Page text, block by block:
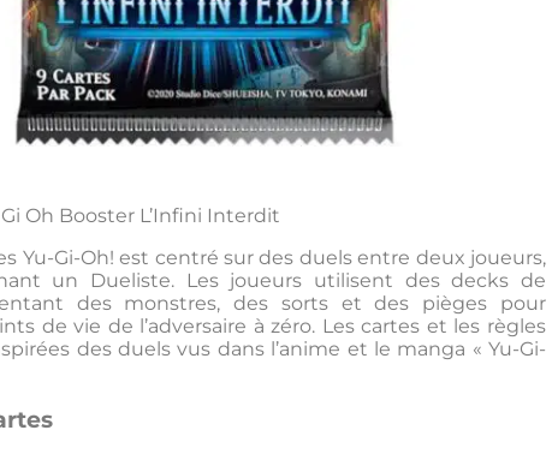
Oh Booster L’Infini Interdit
Yu-Gi-Oh! est centré sur des duels entre deux joueurs,
un Dueliste. Les joueurs utilisent des decks de
des monstres, des sorts et des pièges pour
de vie de l’adversaire à zéro. Les cartes et les règles
des duels vus dans l’anime et le manga « Yu-Gi-